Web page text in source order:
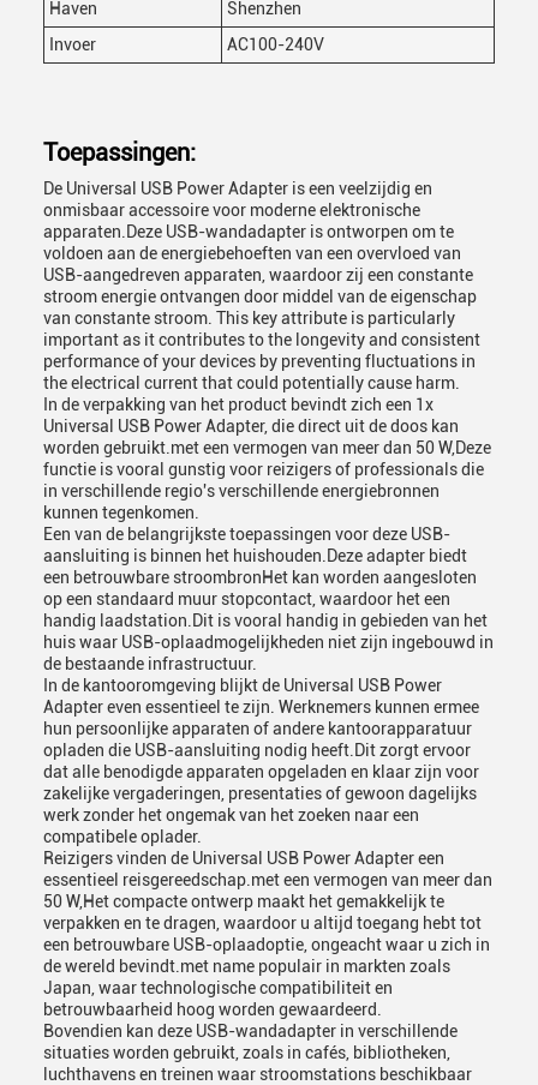
Haven
Shenzhen
Invoer
AC100-240V
Toepassingen:
De Universal USB Power Adapter is een veelzijdig en
onmisbaar accessoire voor moderne elektronische
apparaten.Deze USB-wandadapter is ontworpen om te
voldoen aan de energiebehoeften van een overvloed van
USB-aangedreven apparaten, waardoor zij een constante
stroom energie ontvangen door middel van de eigenschap
van constante stroom. This key attribute is particularly
important as it contributes to the longevity and consistent
performance of your devices by preventing fluctuations in
the electrical current that could potentially cause harm.
In de verpakking van het product bevindt zich een 1x
Universal USB Power Adapter, die direct uit de doos kan
worden gebruikt.met een vermogen van meer dan 50 W,Deze
functie is vooral gunstig voor reizigers of professionals die
in verschillende regio's verschillende energiebronnen
kunnen tegenkomen.
Een van de belangrijkste toepassingen voor deze USB-
aansluiting is binnen het huishouden.Deze adapter biedt
een betrouwbare stroombronHet kan worden aangesloten
op een standaard muur stopcontact, waardoor het een
handig laadstation.Dit is vooral handig in gebieden van het
huis waar USB-oplaadmogelijkheden niet zijn ingebouwd in
de bestaande infrastructuur.
In de kantooromgeving blijkt de Universal USB Power
Adapter even essentieel te zijn. Werknemers kunnen ermee
hun persoonlijke apparaten of andere kantoorapparatuur
opladen die USB-aansluiting nodig heeft.Dit zorgt ervoor
dat alle benodigde apparaten opgeladen en klaar zijn voor
zakelijke vergaderingen, presentaties of gewoon dagelijks
werk zonder het ongemak van het zoeken naar een
compatibele oplader.
Reizigers vinden de Universal USB Power Adapter een
essentieel reisgereedschap.met een vermogen van meer dan
50 W,Het compacte ontwerp maakt het gemakkelijk te
verpakken en te dragen, waardoor u altijd toegang hebt tot
een betrouwbare USB-oplaadoptie, ongeacht waar u zich in
de wereld bevindt.met name populair in markten zoals
Japan, waar technologische compatibiliteit en
betrouwbaarheid hoog worden gewaardeerd.
Bovendien kan deze USB-wandadapter in verschillende
situaties worden gebruikt, zoals in cafés, bibliotheken,
luchthavens en treinen waar stroomstations beschikbaar